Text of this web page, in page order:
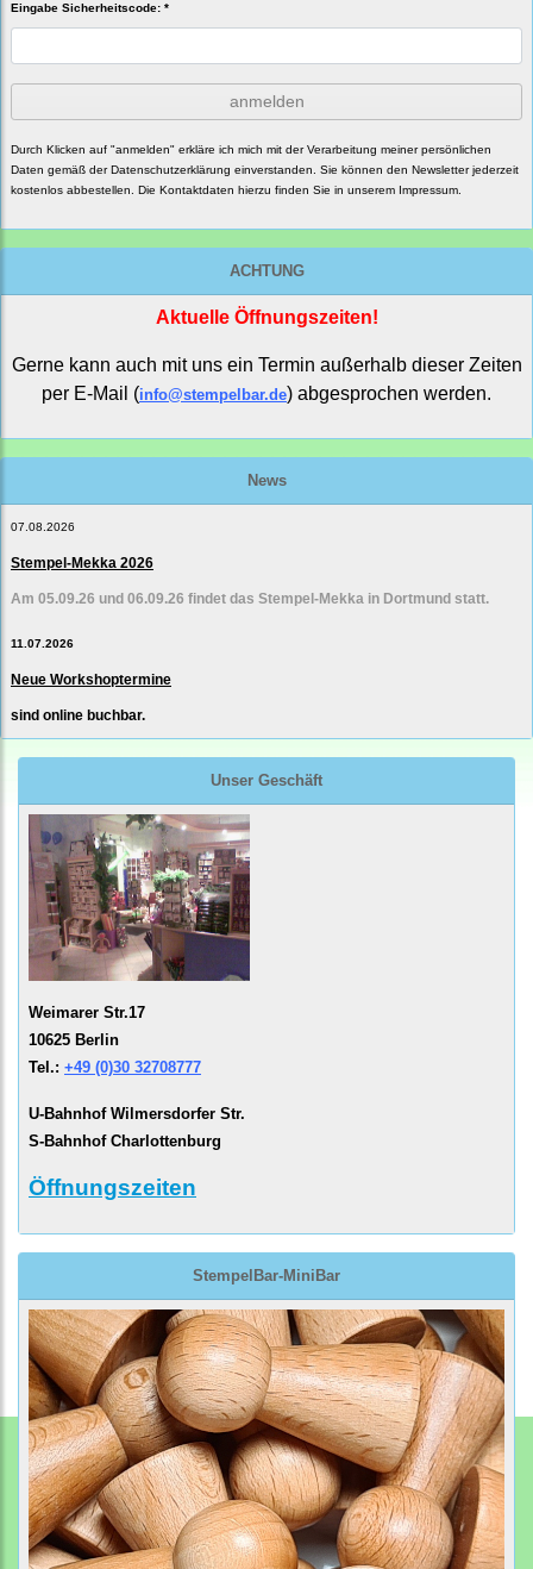
Eingabe Sicherheitscode: *
anmelden
Durch Klicken auf "anmelden" erkläre ich mich mit der Verarbeitung meiner persönlichen
Daten gemäß der Datenschutzerklärung einverstanden. Sie können den Newsletter jederzeit
kostenlos abbestellen. Die Kontaktdaten hierzu finden Sie in unserem Impressum.
ACHTUNG
Aktuelle Öffnungszeiten!
Gerne kann auch mit uns ein Termin außerhalb dieser Zeiten
per E-Mail (info@stempelbar.de) abgesprochen werden.
News
07.08.2026
Stempel-Mekka 2026
Am 05.09.26 und 06.09.26 findet das Stempel-Mekka in Dortmund statt.
11.07.2026
Neue Workshoptermine
sind online buchbar.
Unser Geschäft
Weimarer Str.17
10625 Berlin
Tel.: +49 (0)30 32708777
U-Bahnhof Wilmersdorfer Str.
S-Bahnhof Charlottenburg
Öffnungszeiten
StempelBar-MiniBar